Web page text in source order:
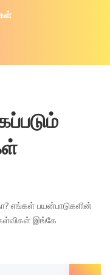
எங்கள் பயன்பாடுகளின்
இங்கே